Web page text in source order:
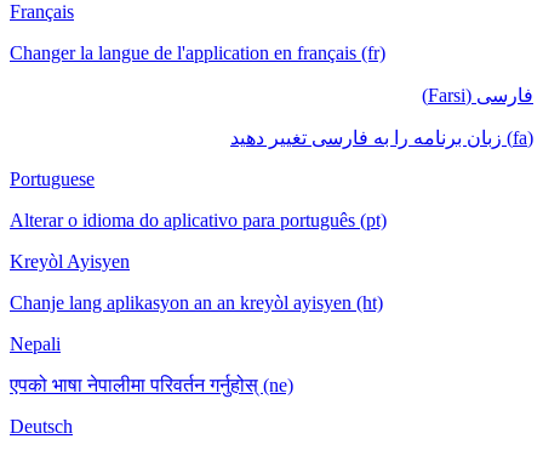
Français
Changer la langue de l'application en français (fr)
فارسی (Farsi)
(fa) زبان برنامه را به فارسی تغییر دهید
Portuguese
Alterar o idioma do aplicativo para português (pt)
Kreyòl Ayisyen
Chanje lang aplikasyon an an kreyòl ayisyen (ht)
Nepali
एपको भाषा नेपालीमा परिवर्तन गर्नुहोस् (ne)
Deutsch